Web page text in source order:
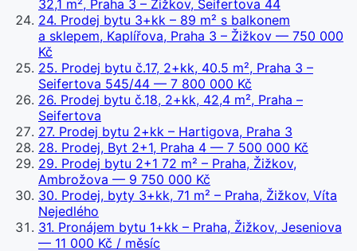
32,1 m², Praha 3 – Žižkov, Seifertova 44
24. Prodej bytu 3+kk – 89 m² s balkonem
a sklepem, Kaplířova, Praha 3 – Žižkov — 750 000
Kč
25. Prodej bytu č.17, 2+kk, 40.5 m², Praha 3 –
Seifertova 545/44 — 7 800 000 Kč
26. Prodej bytu č.18, 2+kk, 42,4 m², Praha –
Seifertova
27. Prodej bytu 2+kk – Hartigova, Praha 3
28. Prodej, Byt 2+1, Praha 4 — 7 500 000 Kč
29. Prodej bytu 2+1 72 m² – Praha, Žižkov,
Ambrožova — 9 750 000 Kč
30. Prodej, byty 3+kk, 71 m² – Praha, Žižkov, Víta
Nejedlého
31. Pronájem bytu 1+kk – Praha, Žižkov, Jeseniova
— 11 000 Kč / měsíc